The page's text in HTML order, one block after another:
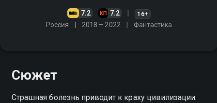
7.2 7.2 16+
Россия 2018 – 2022 Фантастика
Сюжет
Страшная болезнь приводит к краху цивилизации.